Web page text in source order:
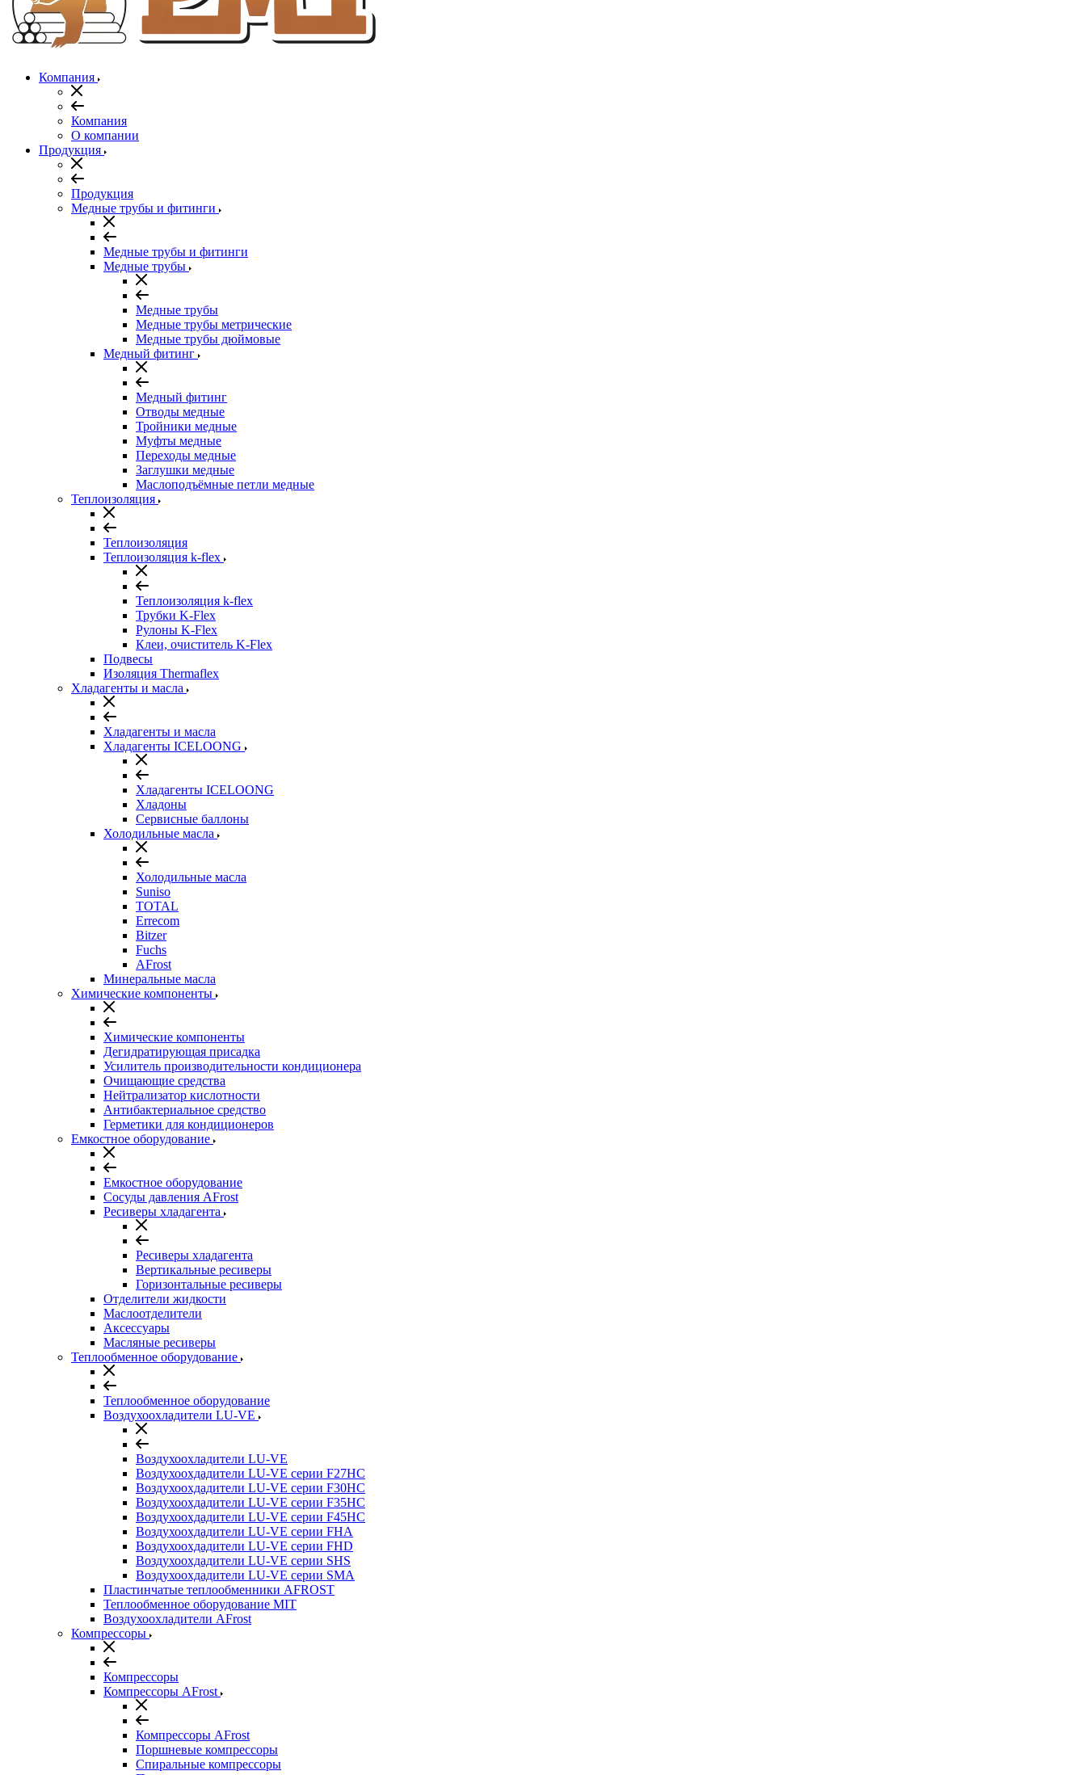
Компания
Компания
О компании
Продукция
Продукция
Медные трубы и фитинги
Медные трубы и фитинги
Медные трубы
Медные трубы
Медные трубы метрические
Медные трубы дюймовые
Медный фитинг
Медный фитинг
Отводы медные
Тройники медные
Муфты медные
Переходы медные
Заглушки медные
Маслоподъёмные петли медные
Теплоизоляция
Теплоизоляция
Теплоизоляция k-flex
Теплоизоляция k-flex
Трубки K-Flex
Рулоны K-Flex
Клеи, очиститель K-Flex
Подвесы
Изоляция Thermaflex
Хладагенты и масла
Хладагенты и масла
Хладагенты ICELOONG
Хладагенты ICELOONG
Хладоны
Сервисные баллоны
Холодильные масла
Холодильные масла
Suniso
TOTAL
Errecom
Bitzer
Fuchs
AFrost
Минеральные масла
Химические компоненты
Химические компоненты
Дегидратирующая присадка
Усилитель производительности кондиционера
Очищающие средства
Нейтрализатор кислотности
Антибактериальное средство
Герметики для кондиционеров
Емкостное оборудование
Емкостное оборудование
Сосуды давления AFrost
Ресиверы хладагента
Ресиверы хладагента
Вертикальные ресиверы
Горизонтальные ресиверы
Отделители жидкости
Маслоотделители
Аксессуары
Масляные ресиверы
Теплообменное оборудование
Теплообменное оборудование
Воздухоохладители LU-VE
Воздухоохладители LU-VE
Воздухоохдадители LU-VE серии F27HC
Воздухоохдадители LU-VE серии F30HC
Воздухоохдадители LU-VE серии F35HC
Воздухоохдадители LU-VE серии F45HC
Воздухоохдадители LU-VE серии FHA
Воздухоохдадители LU-VE серии FHD
Воздухоохдадители LU-VE серии SHS
Воздухоохдадители LU-VE серии SMA
Пластинчатые теплообменники AFROST
Теплообменное оборудование MIT
Воздухоохладители AFrost
Компрессоры
Компрессоры
Компрессоры AFrost
Компрессоры AFrost
Поршневые компрессоры
Спиральные компрессоры